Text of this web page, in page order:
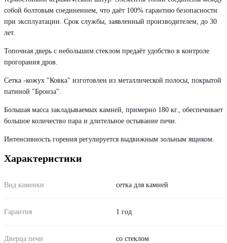
собой болтовым соединением, что даёт 100% гарантию безопасности
при эксплуатации. Срок службы, заявленный производителем, до 30
лет.
Топочная дверь с небольшим стеклом предаёт удобство в контроле
прогорания дров.
Сетка -кожух "Ковка" изготовлен из металлической полосы, покрытой
патиной "Бронза".
Большая масса закладываемых камней, примерно 180 кг., обеспечивает
большое количество пара и длительное остывание печи.
Интенсивность горения регулируется выдвижным зольным ящиком.
Характеристики
Вид каменки сетка для камней
Гарантия 1 год
Дверца печи со стеклом